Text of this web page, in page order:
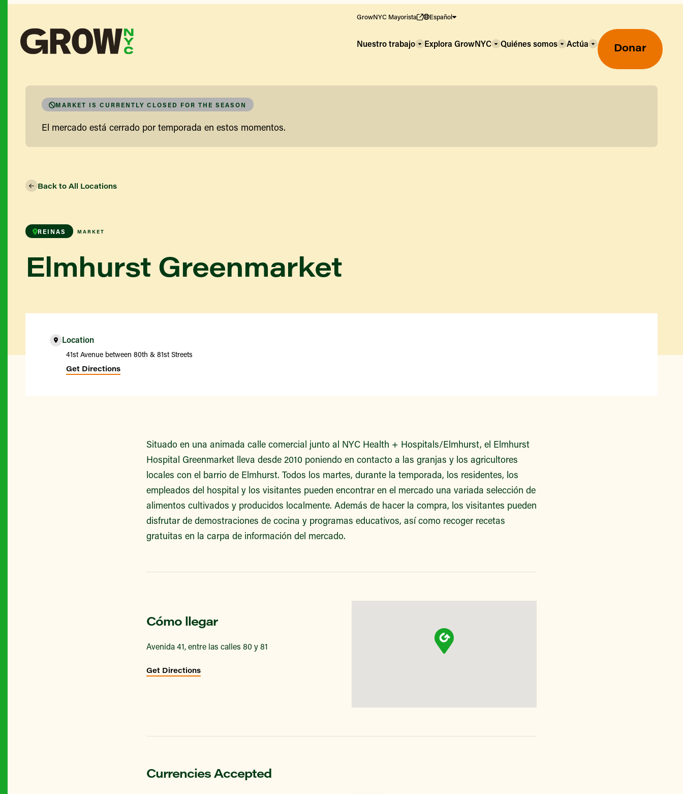
GrowNYC Mayorista Español
Nuestro trabajo
Encuentre un mercado
Explora GrowNYC Quiénes somos Actúa Donar
MARKET IS CURRENTLY CLOSED FOR THE SEASON
El mercado está cerrado por temporada en estos momentos.
Back to All Locations
REINAS MARKET
Elmhurst Greenmarket
Location
41st Avenue between 80th & 81st Streets
Get Directions
Situado en una animada calle comercial junto al NYC Health + Hospitals/Elmhurst, el Elmhurst
Hospital Greenmarket lleva desde 2010 poniendo en contacto a las granjas y los agricultores
locales con el barrio de Elmhurst. Todos los martes, durante la temporada, los residentes, los
empleados del hospital y los visitantes pueden encontrar en el mercado una variada selección de
alimentos cultivados y producidos localmente. Además de hacer la compra, los visitantes pueden
disfrutar de demostraciones de cocina y programas educativos, así como recoger recetas
gratuitas en la carpa de información del mercado.
Cómo llegar
Avenida 41, entre las calles 80 y 81
Get Directions
Currencies Accepted